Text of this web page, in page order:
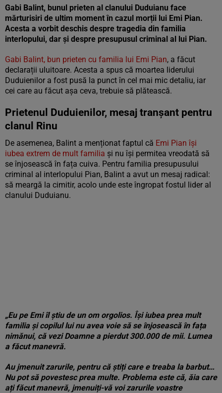
Gabi Balint, bunul prieten al clanului Duduianu face
mărturisiri de ultim moment în cazul morții lui Emi Pian.
Acesta a vorbit deschis despre tragedia din familia
interlopului, dar și despre presupusul criminal al lui Pian.
Gabi Balint, bun prieten cu familia lui Emi Pian, a făcut
declarații uluitoare. Acesta a spus că moartea liderului
Duduienilor a fost pusă la punct în cel mai mic detaliu, iar
cei care au făcut așa ceva, trebuie să plătească.
Prietenul Duduienilor, mesaj tranșant pentru
clanul Rinu
De asemenea, Balint a menționat faptul că Emi Pian își
iubea extrem de mult familia și nu își permitea vreodată să
se înjosească în fața cuiva. Pentru familia presupusului
criminal al interlopului Pian, Balint a avut un mesaj radical:
să meargă la cimitir, acolo unde este îngropat fostul lider al
clanului Duduianu.
„Eu pe Emi îl știu de un om orgolios. Își iubea prea mult
familia și copilul lui nu avea voie să se înjosească în fața
nimănui, că vezi Doamne a pierdut 300.000 de mii. Lumea
a făcut manevră.
Au jmenuit zarurile, pentru că știți care e treaba la barbut…
Nu pot să povestesc prea multe. Problema este că, ăia care
ați făcut manevră, jmenuiți-vă voi zarurile voastre